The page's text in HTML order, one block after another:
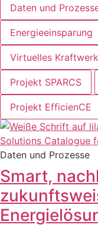
Daten und
Energieeinsparung
Virtuelles Kraftwerk
Projekt SPARCS
Projekt EfficienCE
Daten und Prozesse
Smart,